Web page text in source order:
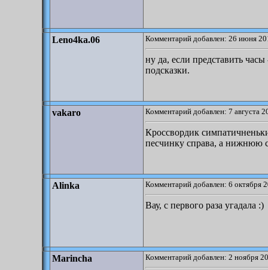
Leno4ka.06 Комментарий добавлен: 26 июня
ну да, если представить
подсказки.
vakaro Комментарий добавлен: 7 августа
Кроссвордик
песчинку справа, а нижнюю
Alinka Комментарий добавлен: 6 октября
Вау, с первого раза угадала :)
Marincha Комментарий добавлен: 2 ноября